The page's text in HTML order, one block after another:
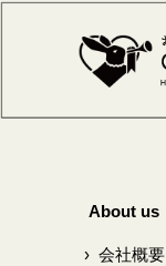
About us
›会社概要